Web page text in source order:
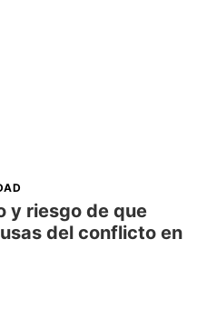
y riesgo de que
del conflicto en